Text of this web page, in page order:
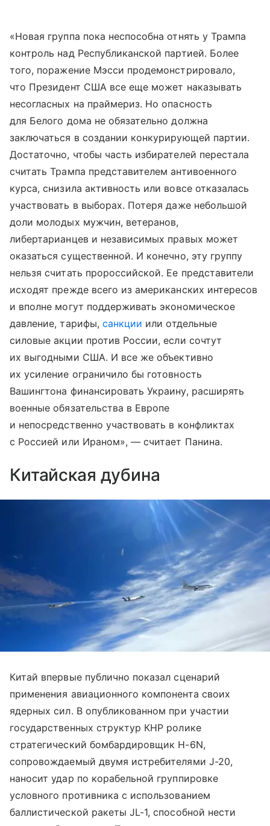
«Новая группа пока неспособна отнять у Трампа
контроль над Республиканской партией. Более
того, поражение Мэсси продемонстрировало,
что Президент США все еще может наказывать
несогласных на праймериз. Но опасность
для Белого дома не обязательно должна
заключаться в создании конкурирующей партии.
Достаточно, чтобы часть избирателей перестала
считать Трампа представителем антивоенного
курса, снизила активность или вовсе отказалась
участвовать в выборах. Потеря даже небольшой
доли молодых мужчин, ветеранов,
либертарианцев и независимых правых может
оказаться существенной. И конечно, эту группу
нельзя считать пророссийской. Ее представители
исходят прежде всего из американских интересов
и вполне могут поддерживать экономическое
давление, тарифы, санкции или отдельные
силовые акции против России, если сочтут
их выгодными США. И все же объективно
их усиление ограничило бы готовность
Вашингтона финансировать Украину, расширять
военные обязательства в Европе
и непосредственно участвовать в конфликтах
с Россией или Ираном», — считает Панина.
Китайская дубина
Китай впервые публично показал сценарий
применения авиационного компонента своих
ядерных сил. В опубликованном при участии
государственных структур КНР ролике
стратегический бомбардировщик H-6N,
сопровождаемый двумя истребителями J-20,
наносит удар по корабельной группировке
условного противника с использованием
баллистической ракеты JL-1, способной нести